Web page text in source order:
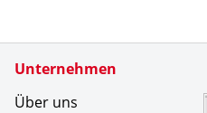
Unternehmen
Über uns